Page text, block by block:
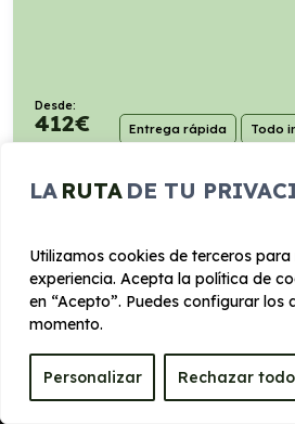
LA RUTA DE TU
Utilizamos cookies de terceros
experiencia. Acepta la política de
en “Acepto”. Puedes configurar los
momento.
Personalizar Rechazar todo
Desde:
412€
/mes+IVA
Entrega rápida Todo
147cv Híbrido
FIAT DUCATO 35 L2H2 BLUEHDI
Manual
Pedir Presupuesto